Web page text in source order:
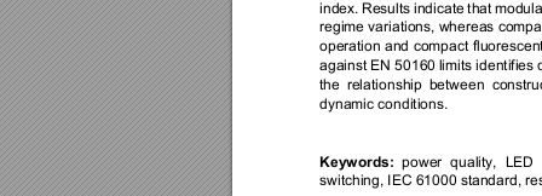
index. Results indicate that
regime variations, whereas
operation and compact
against EN 50160 limits identifies
the relationship between
dynamic conditions.
Keywords: power quality, LED
switching, IEC 61000 standard,